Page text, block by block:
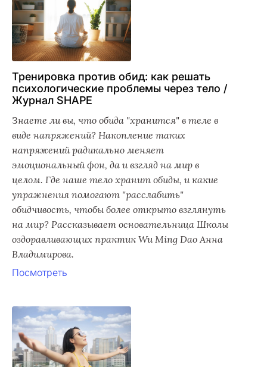
Тренировка против обид: как решать
психологические проблемы через тело /
Журнал SHAPE
Знаете ли вы, что обида "хранится" в теле в
виде напряжений? Накопление таких
напряжений радикально меняет
эмоциональный фон, да и взгляд на мир в
целом. Где наше тело хранит обиды, и какие
упражнения помогают "расслабить"
обидчивость, чтобы более открыто взглянуть
на мир? Рассказывает основательница Школы
оздоравливающих практик Wu Ming Dao Анна
Владимирова.
Посмотреть